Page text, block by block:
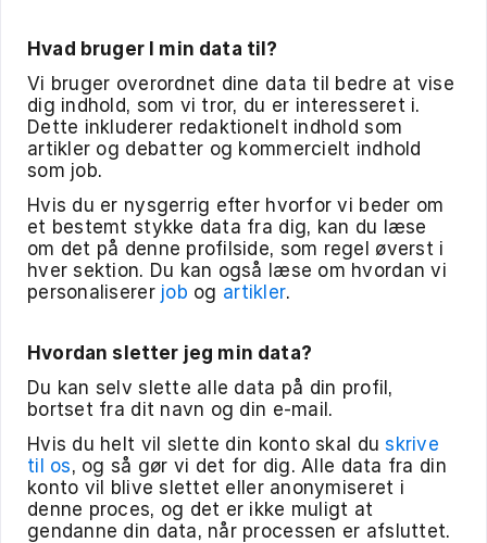
Hvad bruger I min data til?
Vi bruger overordnet dine data til bedre at vise
dig indhold, som vi tror, du er interesseret i.
Dette inkluderer redaktionelt indhold som
artikler og debatter og kommercielt indhold
som job.
Hvis du er nysgerrig efter hvorfor vi beder om
et bestemt stykke data fra dig, kan du læse
om det på denne profilside, som regel øverst i
hver sektion. Du kan også læse om hvordan vi
personaliserer job og artikler.
Hvordan sletter jeg min data?
Du kan selv slette alle data på din profil,
bortset fra dit navn og din e-mail.
Hvis du helt vil slette din konto skal duskrive
til os, og så gør vi det for dig. Alle data fra din
konto vil blive slettet eller anonymiseret i
denne proces, og det er ikke muligt at
gendanne din data, når processen er afsluttet.